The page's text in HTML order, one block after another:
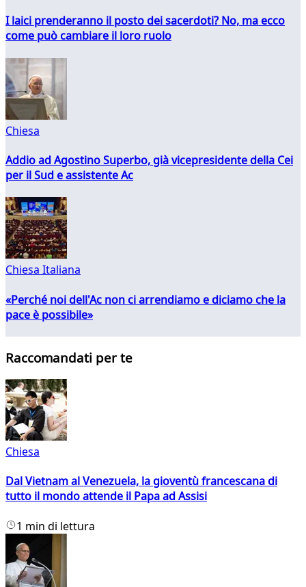
I laici prenderanno il posto dei sacerdoti? No, ma ecco
come può cambiare il loro ruolo
Chiesa
Addio ad Agostino Superbo, già vicepresidente della Cei
per il Sud e assistente Ac
Chiesa Italiana
«Perché noi dell'Ac non ci arrendiamo e diciamo che la
pace è possibile»
Raccomandati per te
Chiesa
Dal Vietnam al Venezuela, la gioventù francescana di
tutto il mondo attende il Papa ad Assisi
1 min di lettura